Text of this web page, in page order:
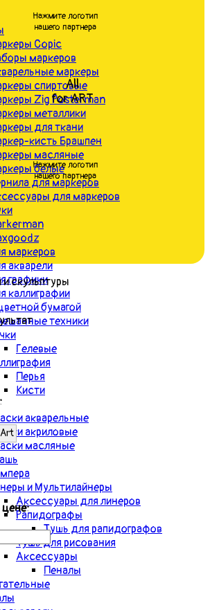
Copic
маркеров
маркеры
спиртовые
Zig Posterman
металлики
для ткани
кисть Брашпен
масляные
белые
для маркеров
для маркеров
маркеров
акварели
графики
каллиграфии
бумагой
техники
Гелевые
Перья
Кисти
акварельные
акриловые
масляные
и Мультилайнеры
Аксессуары для линеров
Рапидографы
Тушь для рапидографов
Тушь для рисования
Аксессуары
Пеналы
Нажмите логотип
нашего партнера
All
for ART
Нажмите логотип
нашего партнера
и скульптуры
цене: